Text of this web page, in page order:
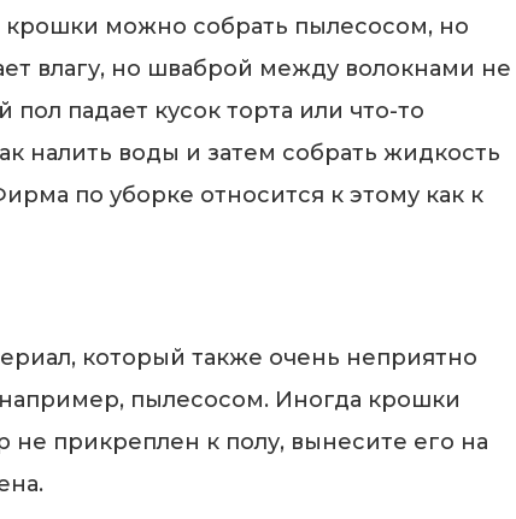
крошки можно собрать пылесосом, но
влагу, но шваброй между волокнами не
падает кусок торта или что-то
налить воды и затем собрать жидкость
по уборке относится к этому как к
который также очень неприятно
например, пылесосом. Иногда крошки
не прикреплен к полу, вынесите его на